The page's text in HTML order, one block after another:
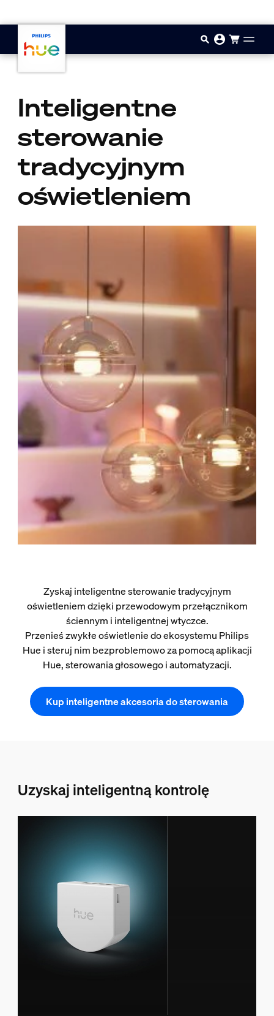
Inteligentne
sterowanie
tradycyjnym
oświetleniem
Zyskaj inteligentne sterowanie tradycyjnym
oświetleniem dzięki przewodowym przełącznikom
ściennym i inteligentnej wtyczce.
Przenieś zwykłe oświetlenie do ekosystemu Philips
Hue i steruj nim bezproblemowo za pomocą aplikacji
Hue, sterowania głosowego i automatyzacji.
Kup inteligentne akcesoria do sterowania
Uzyskaj inteligentną kontrolę